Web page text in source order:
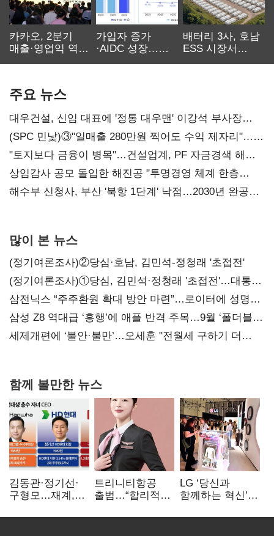
카카오, 2분기
매출·영업익 역대
가입자 증가
·AIDC 성장…
배터리 3사, 호남
ESS 시장서
주요 뉴스
대우건설, 신임 대표에 '정통 대우맨' 이강석 부사장
내정
(SPC 민낯)③"일매출 280만원 찍어도 수익 제자리"…
점주 울리는 '상시 할인'
"토지보다 금융이 병목"…건설업계, PF 자금경색 해소
목소리
상임감사 공모 돌입한 해진공 "투명경영 체계 한층
강화"
해수부 신청사, 부산 '북항 1단계' 낙점…2030년 완공
많이 본 뉴스
(정기여론조사)②당심·호남, 김민석-정청래 '초접전'
(정기여론조사)①당심, 김민석·정청래 '초접전'…대통령
지지도 '50% 아래로'(종합)
삼전닉스 “주주환원 확대 방안 마련”…로이터에 성명
보내
삼성 Z8 역대급 ‘흥행’에 애플 반격 주목…9월 ‘폴더블
대전’
세제개편에 ‘불안·불만’…오세훈 "전월세 구하기 더
함께 볼만한 뉴스
김동관·정기선·
구형모…재계,
전성시대
트리니티항공
출범…“합리적
서비스로 승부”
LG ‘당신과
함께하는 혁신’…
홈’ 비전 공개